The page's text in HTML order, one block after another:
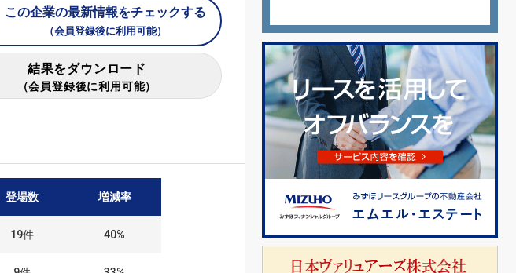
この企業の最新情報をチェックする
（会員登録後に利用可能）
結果をダウンロード
（会員登録後に利用可能）
登場数 増減率
19件 40%